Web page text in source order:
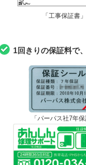
「工事保証書」
1回きりの保証料で
「パーパス社7年保